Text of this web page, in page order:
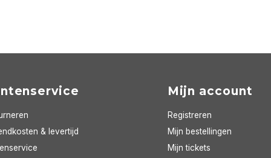
& levertijd
Mijn account
Registreren
Mijn bestellingen
Mijn tickets